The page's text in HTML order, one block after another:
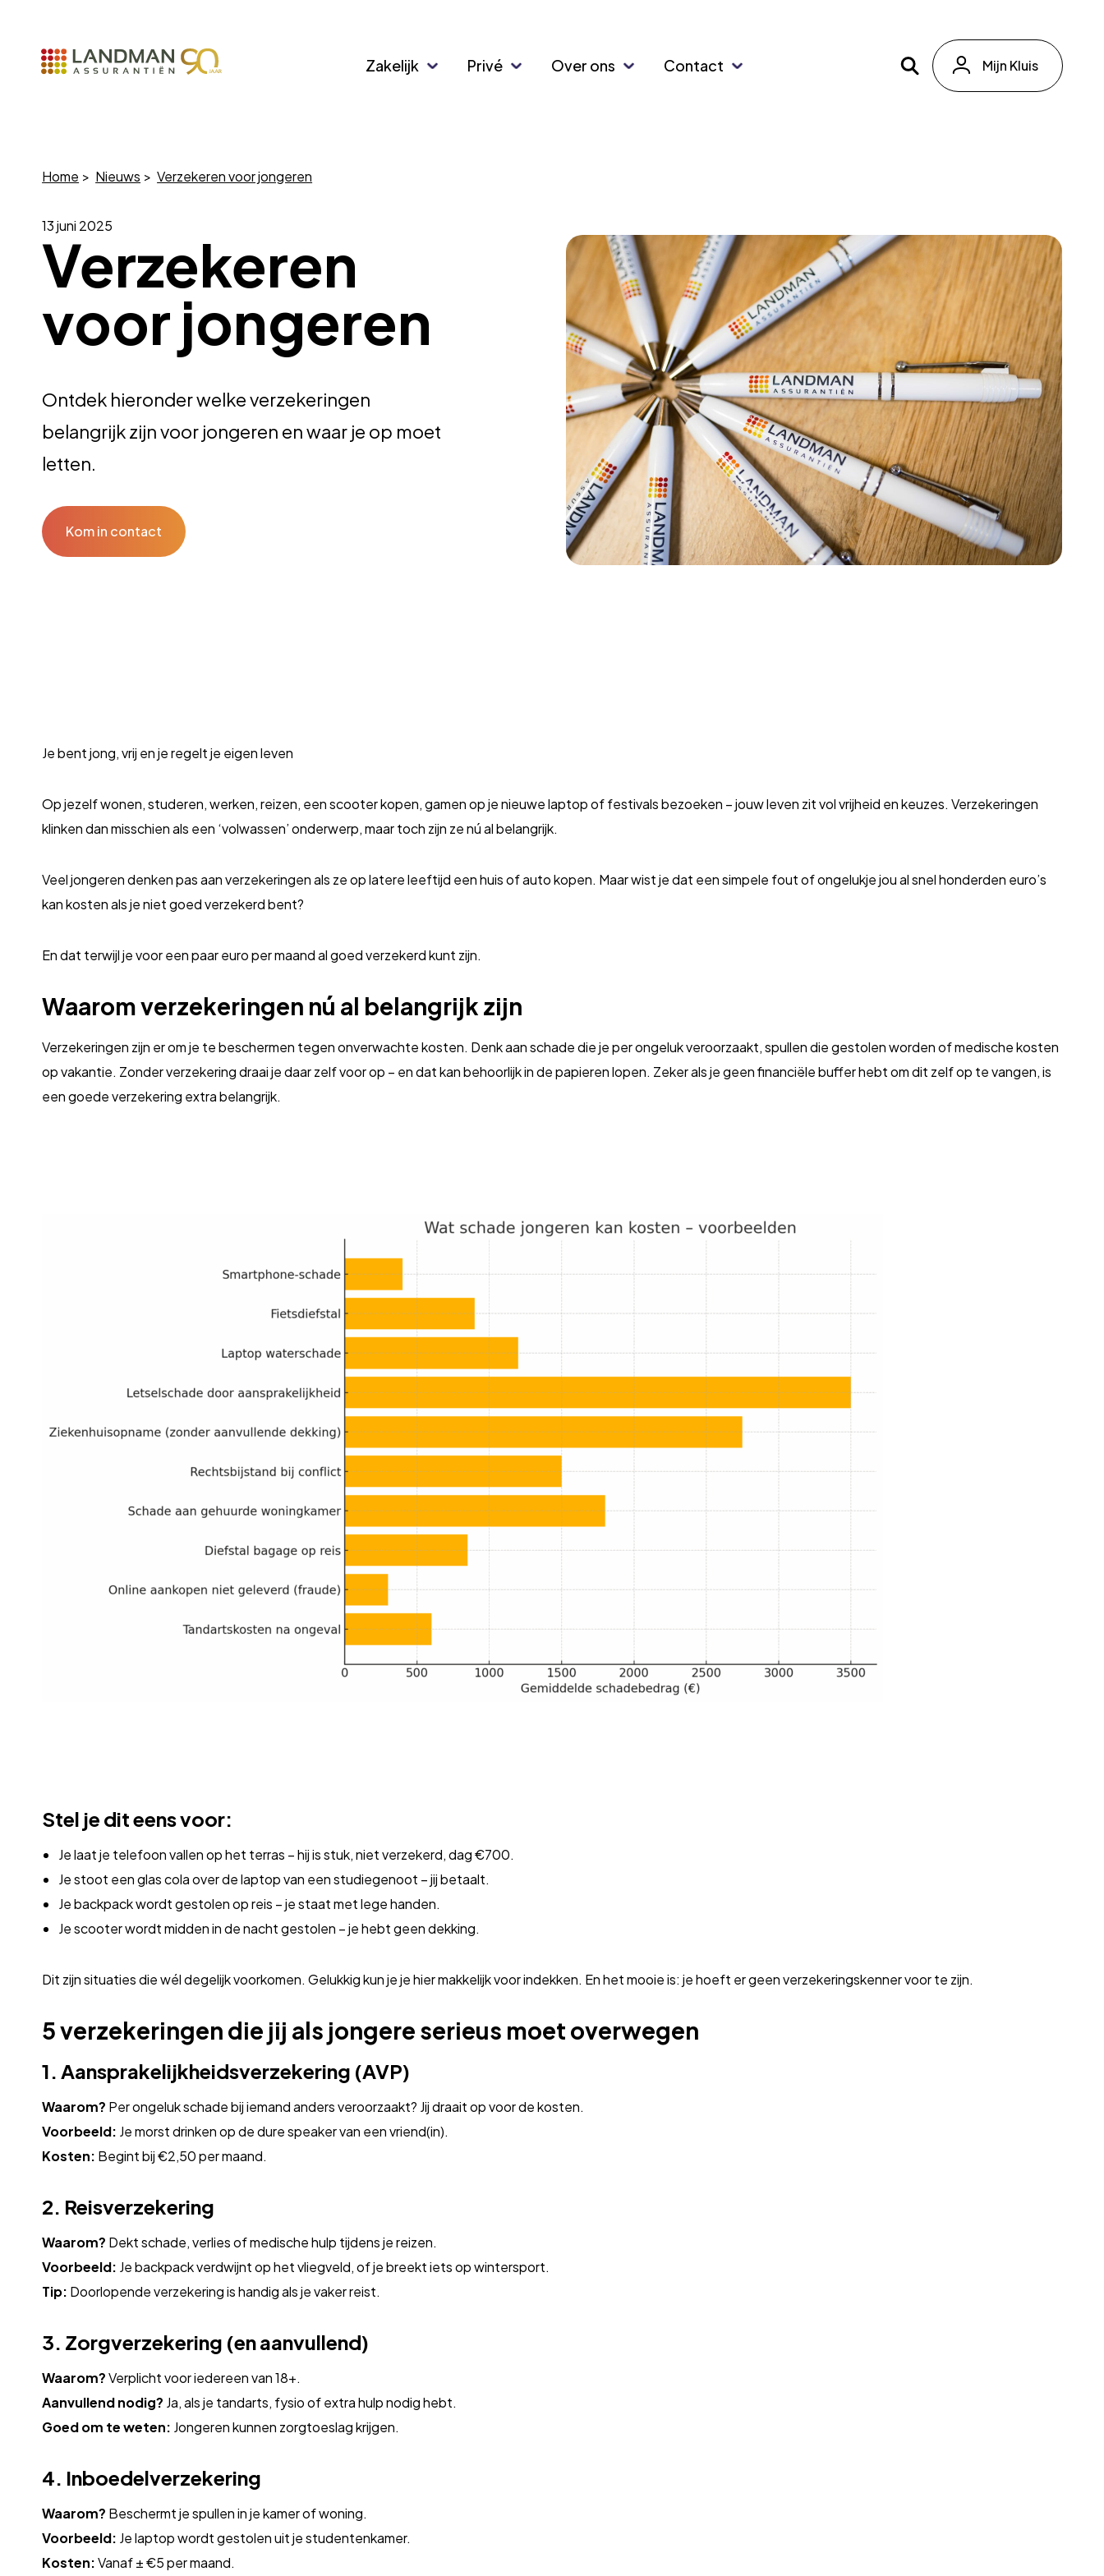
Zakelijk Privé Over ons Contact Mijn Kluis
Home Nieuws Verzekeren voor jongeren
13 juni 2025
Verzekeren
voor jongeren
Ontdek hieronder welke verzekeringen
belangrijk zijn voor jongeren en waar je op moet
letten.
Kom in contact
Je bent jong, vrij en je regelt je eigen leven
Op jezelf wonen, studeren, werken, reizen, een scooter kopen, gamen op je nieuwe laptop of festivals bezoeken – jouw leven zit vol vrijheid en keuzes. Verzekeringen
klinken dan misschien als een ‘volwassen’ onderwerp, maar toch zijn ze nú al belangrijk.
Veel jongeren denken pas aan verzekeringen als ze op latere leeftijd een huis of auto kopen. Maar wist je dat een simpele fout of ongelukje jou al snel honderden euro’s
kan kosten als je niet goed verzekerd bent?
En dat terwijl je voor een paar euro per maand al goed verzekerd kunt zijn.
Waarom verzekeringen nú al belangrijk zijn
Verzekeringen zijn er om je te beschermen tegen onverwachte kosten. Denk aan schade die je per ongeluk veroorzaakt, spullen die gestolen worden of medische kosten
op vakantie. Zonder verzekering draai je daar zelf voor op – en dat kan behoorlijk in de papieren lopen. Zeker als je geen financiële buffer hebt om dit zelf op te vangen, is
een goede verzekering extra belangrijk.
Stel je dit eens voor:
Je laat je telefoon vallen op het terras – hij is stuk, niet verzekerd, dag €700.
Je stoot een glas cola over de laptop van een studiegenoot – jij betaalt.
Je backpack wordt gestolen op reis – je staat met lege handen.
Je scooter wordt midden in de nacht gestolen – je hebt geen dekking.
Dit zijn situaties die wél degelijk voorkomen. Gelukkig kun je je hier makkelijk voor indekken. En het mooie is: je hoeft er geen verzekeringskenner voor te zijn.
5 verzekeringen die jij als jongere serieus moet overwegen
1. Aansprakelijkheidsverzekering (AVP)
Waarom? Per ongeluk schade bij iemand anders veroorzaakt? Jij draait op voor de kosten.
Voorbeeld: Je morst drinken op de dure speaker van een vriend(in).
Kosten: Begint bij €2,50 per maand.
2. Reisverzekering
Waarom? Dekt schade, verlies of medische hulp tijdens je reizen.
Voorbeeld: Je backpack verdwijnt op het vliegveld, of je breekt iets op wintersport.
Tip: Doorlopende verzekering is handig als je vaker reist.
3. Zorgverzekering (en aanvullend)
Waarom?Verplicht voor iedereen van 18+.
Aanvullend nodig? Ja, als je tandarts, fysio of extra hulp nodig hebt.
Goed om te weten: Jongeren kunnen zorgtoeslag krijgen.
4. Inboedelverzekering
Waarom? Beschermt je spullen in je kamer of woning.
Voorbeeld: Je laptop wordt gestolen uit je studentenkamer.
Kosten:Vanaf ± €5 per maand.